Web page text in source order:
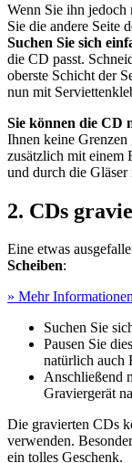
Wenn Sie ihn jedoch
Sie die andere Seite
Suchen Sie sich
die CD passt.
oberste Schicht der
nun mit
Sie können die CD
Ihnen keine Grenzen
zusätzlich mit einem
und durch die Gläser
2. CDs
Eine etwas
Scheiben:
» Mehr
Suchen Sie
Pausen Sie
natürlich auch
Anschließend
Graviergerät
Die gravierten CDs
verwenden.
ein tolles Geschenk.